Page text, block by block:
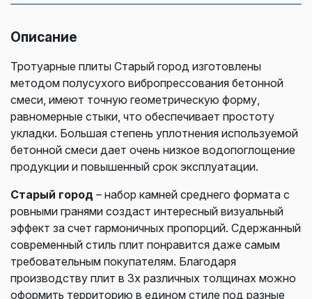
Описание
Тротуарные плиты Старый город изготовлены
методом полусухого вибропрессования бетонной
смеси, имеют точную геометрическую форму,
равномерные стыки, что обеспечивает простоту
укладки. Большая степень уплотнения используемой
бетонной смеси дает очень низкое водопоглощение
продукции и повышенный срок эксплуатации.
Старый город – набор камней среднего формата с
ровными гранями создаст интересный визуальный
эффект за счет гармоничных пропорций. Сдержанный
современный стиль плит понравится даже самым
требовательным покупателям. Благодаря
производству плит в 3х различных толщинах можно
оформить территорию в едином стиле под разные